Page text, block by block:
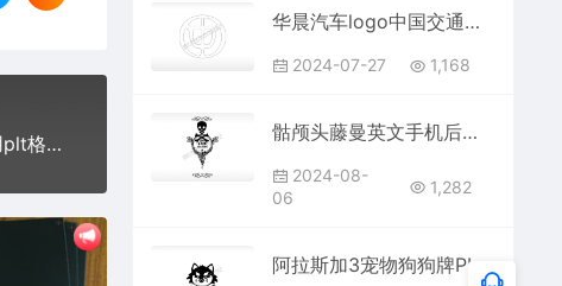
临时停放马上回来刘德华仔停车挪车电话牌通用plt格式激光打标文件
华晨汽车logo中国交通工具PLC格式激光打标文件通用矢量图
2024-07-27 1,168
骷颅头藤曼英文手机后壳PLT格式激光打标文件通用矢量图
2024-08-
06
1,282